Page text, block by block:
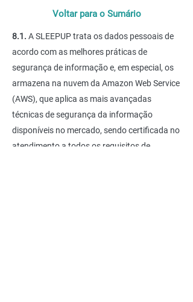
Voltar para o Sumário
8.1. A SLEEPUP trata os dados pessoais de
acordo com as melhores práticas de
segurança de informação e, em especial, os
armazena na nuvem da Amazon Web Service
(AWS), que aplica as mais avançadas
técnicas de segurança da informação
disponíveis no mercado, sendo certificada no
atendimento a todos os requisitos de